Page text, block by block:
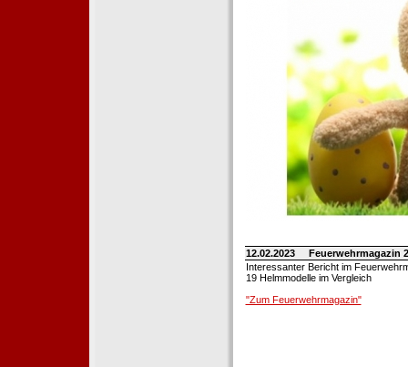
12.02.2023
Feuerwehrmagazin
Interessanter Bericht im
19 Helmmodelle im Vergleich
"Zum Feuerwehrmagazin"